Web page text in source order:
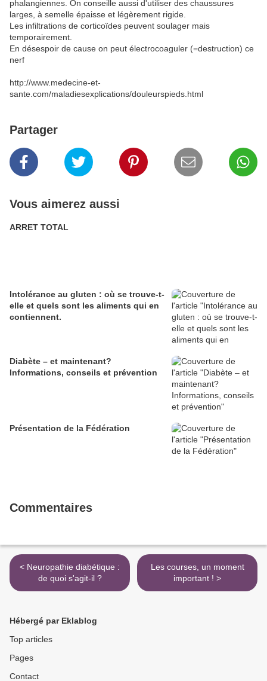
phalangiennes. On conseille aussi d'utiliser des chaussures
larges, à semelle épaisse et légèrement rigide.
Les infiltrations de corticoïdes peuvent soulager mais
temporairement.
En désespoir de cause on peut électrocoaguler (=destruction) ce
nerf
http://www.medecine-et-
sante.com/maladiesexplications/douleurspieds.html
Partager
Vous aimerez aussi
ARRET TOTAL
Intolérance au gluten : où se trouve-t-
elle et quels sont les aliments qui en
contiennent.
Diabète – et maintenant?
Informations, conseils et prévention
Présentation de la Fédération
Commentaires
< Neuropathie diabétique :
de quoi s'agit-il ?
Les courses, un moment
important ! >
Hébergé par Eklablog
Top articles
Pages
Contact